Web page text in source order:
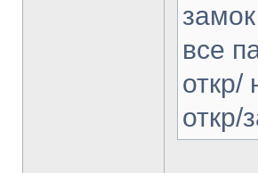
все
откр/
откр/